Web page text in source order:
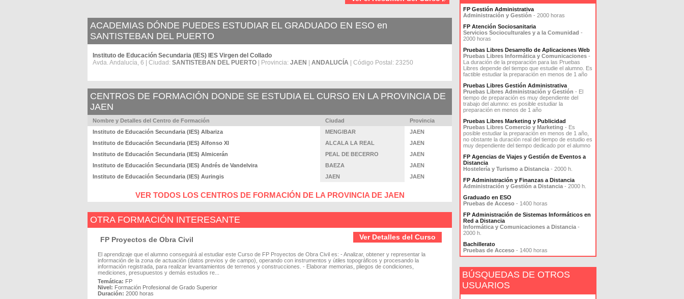
ACADEMIAS DÓNDE PUEDES ESTUDIAR EL GRADUADO EN ESO en
SANTISTEBAN DEL PUERTO
Instituto de Educación Secundaria (IES) IES Virgen del Collado
Avda. Andalucía, 6 | Ciudad: SANTISTEBAN DEL PUERTO | Provincia: JAEN ANDALUCÍA | Código Postal: 23250
CENTROS DE FORMACIÓN DONDE SE ESTUDIA EL CURSO EN LA PROVINCIA DE
JAEN
Nombre y Detalles del Centro de Formación Ciudad
Provincia
Instituto de Educación Secundaria (IES) Albariza
MENGIBAR
JAEN
Instituto de Educación Secundaria (IES) Alfonso XI
ALCALA LA REAL
JAEN
Instituto de Educación Secundaria (IES) Almicerán
PEAL DE BECERRO
JAEN
Instituto de Educación Secundaria (IES) Andrés de Vandelvira
BAEZA
JAEN
Instituto de Educación Secundaria (IES) Auringis
JAEN JAEN
VER TODOS LOS CENTROS DE FORMACIÓN DE LA PROVINCIA DE JAEN
OTRA FORMACIÓN INTERESANTE
Ver Detalles del Curso
FP Proyectos de Obra Civil
El aprendizaje que el alumno conseguirá al estudiar este Curso de FP Proyectos de Obra Civil es: - Analizar, obtener y representar la
información de la zona de actuación (datos previos y de campo), operando con instrumentos y útiles topográficos y procesando la
información registrada, para realizar levantamientos de terrenos y construcciones. - Elaborar memorias, pliegos de condiciones,
mediciones, presupuestos y demás estudios re...
Temática: FP
Nivel: Formación Profesional de Grado Superior
Duración: 2000 horas
FP Gestión Administrativa
Administración y Gestión - 2000 horas
FP Atención Sociosanitaria
Servicios Socioculturales y a la Comunidad -
2000 horas
Pruebas Libres Desarrollo de Aplicaciones Web
Pruebas Libres Informática y Comunicaciones -
La duración de la preparación para las Pruebas
Libres depende del tiempo que estudie el alumno. Es
factible estudiar la preparación en menos de 1 año
Pruebas Libres Gestión Administrativa
Pruebas Libres Administración y Gestión - El
tiempo de preparación es muy dependiente del
trabajo del alumno: es posible estudiar la
preparación en menos de 1 año
Pruebas Libres Marketing y Publicidad
Pruebas Libres Comercio y Marketing - Es
posible estudiar la preparación en menos de 1 año,
no obstante la duración real del tiempo de estudio es
muy dependiente del tiempo dedicado por el alumno
FP Agencias de Viajes y Gestión de Eventos a
Distancia
Hostelería y Turismo a Distancia - 2000 h.
FP Administración y Finanzas a Distancia
Administración y Gestión a Distancia - 2000 h.
Graduado en ESO
Pruebas de Acceso - 1400 horas
FP Administración de Sistemas Informáticos en
Red a Distancia
Informática y Comunicaciones a Distancia -
2000 h.
Bachillerato
Pruebas de Acceso - 1400 horas
BÚSQUEDAS DE OTROS
USUARIOS